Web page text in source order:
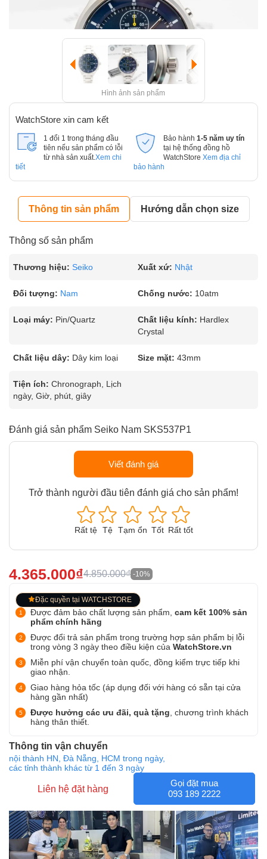
Hình ảnh sản phẩm
WatchStore xin cam kết
1 đổi 1 trong tháng đầu
tiên nếu sản phẩm có lỗi
từ nhà sản xuất. Xem chi
tiết
Bảo hành 1-5 năm uy tín
tại hệ thống đồng hồ
WatchStore Xem địa chỉ
bảo hành
Thông tin sản phẩm Hướng dẫn chọn size
Thông số sản phẩm
Thương hiệu: Seiko Xuất xứ: Nhật
Đối tượng: Nam Chống nước: 10atm
Loại máy: Pin/Quartz Chất liệu kính: Hardlex
Crystal
Chất liệu dây: Dây kim loại Size mặt: 43mm
Tiện ích: Chronograph, Lịch
ngày, Giờ, phút, giây
Đánh giá sản phẩm Seiko Nam SKS537P1
Viết đánh giá
Trở thành người đầu tiên đánh giá cho sản phẩm!
Rất tệ Tệ Tạm ổn Tốt Rất tốt
4.365.000₫4.850.000₫ -10%
Đặc quyền tại WATCHSTORE
Được đảm bảo chất lượng sản phẩm, cam kết 100% sản
phẩm chính hãng
Được đổi trả sản phẩm trong trường hợp sản phẩm bị lỗi
trong vòng 3 ngày theo điều kiện của WatchStore.vn
Miễn phí vận chuyển toàn quốc, đồng kiểm trực tiếp khi
giao nhận.
Giao hàng hỏa tốc (áp dụng đối với hàng có sẵn tại cửa
hàng gần nhất)
Được hưởng các ưu đãi, quà tặng , chương trình khách
hàng thân thiết.
Thông tin vận chuyển
nội thành HN, Đà Nẵng, HCM trong ngày,
các tỉnh thành khác từ 1 đến 3 ngày
Liên hệ đặt hàng
Gọi đặt mua
093 189 2222